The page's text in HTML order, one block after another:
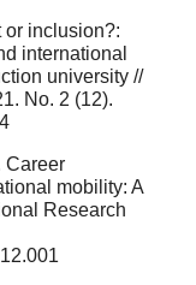
or inclusion?:
international
university //
No. 2 (12).
Career
mobility: A
Research